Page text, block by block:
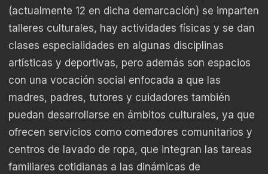
(actualmente 12 en dicha demarcación) se imparten
talleres culturales, hay actividades físicas y se dan
clases especialidades en algunas disciplinas
artísticas y deportivas, pero además son espacios
con una vocación social enfocada a que las
madres, padres, tutores y cuidadores también
puedan desarrollarse en ámbitos culturales, ya que
ofrecen servicios como comedores comunitarios y
centros de lavado de ropa, que integran las tareas
familiares cotidianas a las dinámicas de